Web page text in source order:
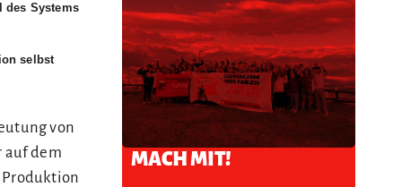
des Systems
selbst
von
auf dem
Produktion
MACH MIT!